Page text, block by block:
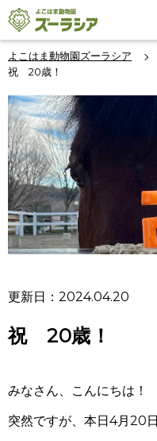
よこはま動物園ズーラシア
祝 20歳！
更新日：2024.04.20
祝 20歳！
みなさん、こんにちは！
突然ですが、本日4月20